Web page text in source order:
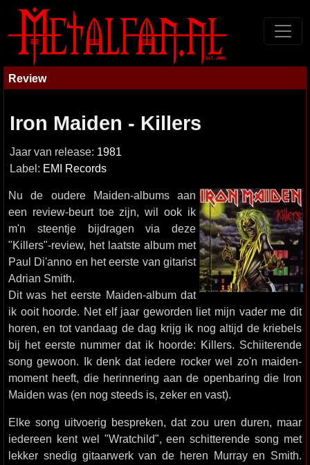
Review
Iron Maiden - Killers
Jaar van release: 1981
Label: EMI Records
Nu de oudere Maiden-albums aan
een review-beurt toe zijn, wil ook ik
m'n steentje bijdragen via deze
"Killers"-review, het laatste album met
Paul Di'anno en het eerste van gitarist
Adrian Smith.
Dit was het eerste Maiden-album dat
ik ooit hoorde. Net elf jaar geworden liet mijn vader me dit
horen, en tot vandaag de dag krijg ik nog altijd de kriebels
bij het eerste nummer dat ik hoorde: Killers. Schiiterende
song gewoon. Ik denk dat iedere rocker wel zo'n maiden-
moment heeft, die herinnering aan de openbaring die Iron
Maiden was (en nog steeds is, zeker en vast).
Elke song uitvoerig bespreken, dat zou uren duren, maar
iedereen kent wel "Wratchild", een schitterende song met
lekker snedig gitaarwerk van de heren Murray en Smith.